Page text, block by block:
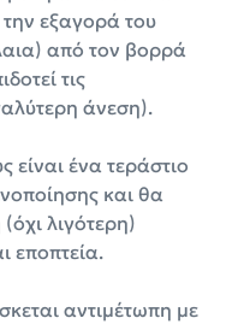
την εξαγορά του
από τον βορρά
τις
άνεση).
είναι ένα τεράστιο
και θα
λιγότερη)
εποπτεία.
αντιμέτωπη με